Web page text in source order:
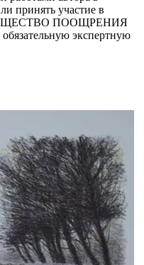
принять участие в
ОБЩЕСТВО ПООЩРЕНИЯ
экспертную